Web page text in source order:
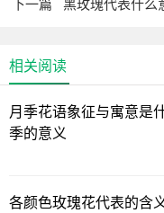
下一篇 黑玫瑰代表什么
相关阅读
月季花语象征与寓意是
季的意义
各颜色玫瑰花代表的含